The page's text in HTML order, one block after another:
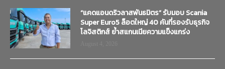
“แคดแอนดริวลาสพันธมิตร” รับมอบ Scania
Super Euro5 ล็อตใหญ่ 40 คันที่รองรับธุรกิจ
โลจิสติกส์ ย้ำสแกนเนียความแข็งแกร่ง